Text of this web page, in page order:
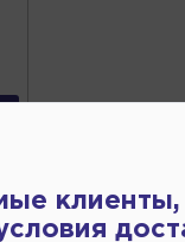
клиенты,